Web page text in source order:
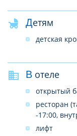
Детям
детская
В отеле
открытый
ресторан
-17:00,
лифт